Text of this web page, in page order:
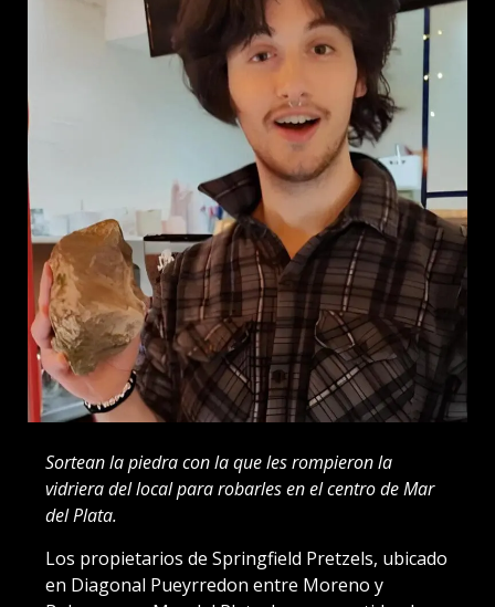
Sortean la piedra con la que les rompieron la
vidriera del local para robarles en el centro de Mar
del Plata.
Los propietarios de Springfield Pretzels, ubicado
en Diagonal Pueyrredon entre Moreno y